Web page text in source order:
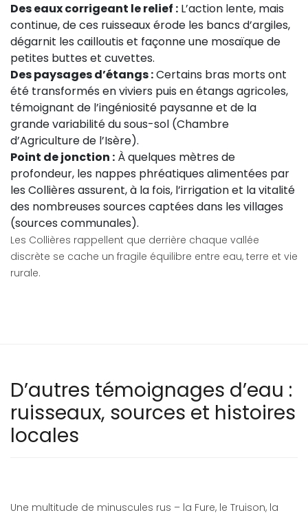
Des eaux corrigeant le relief : L’action lente, mais
continue, de ces ruisseaux érode les bancs d’argiles,
dégarnit les cailloutis et façonne une mosaïque de
petites buttes et cuvettes.
Des paysages d’étangs :Certains bras morts ont
été transformés en viviers puis en étangs agricoles,
témoignant de l’ingéniosité paysanne et de la
grande variabilité du sous-sol (Chambre
d’Agriculture de l’Isère).
Point de jonction : À quelques mètres de
profondeur, les nappes phréatiques alimentées par
les Collières assurent, à la fois, l’irrigation et la vitalité
des nombreuses sources captées dans les villages
(sources communales).
Les Collières rappellent que derrière chaque vallée
discrète se cache un fragile équilibre entre eau, terre et vie
rurale.
D’autres témoignages d’eau :
ruisseaux, sources et histoires
locales
Une multitude de minuscules rus – la Fure, le Truison, la